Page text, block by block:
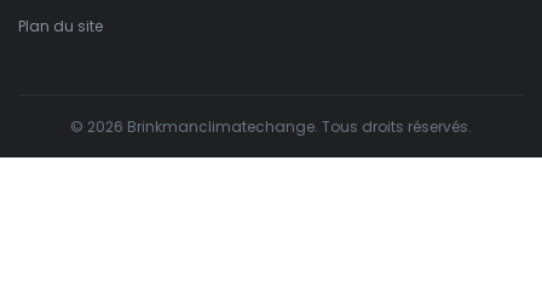
Plan du site
© 2026 Brinkmanclimatechange. Tous droits réservés.